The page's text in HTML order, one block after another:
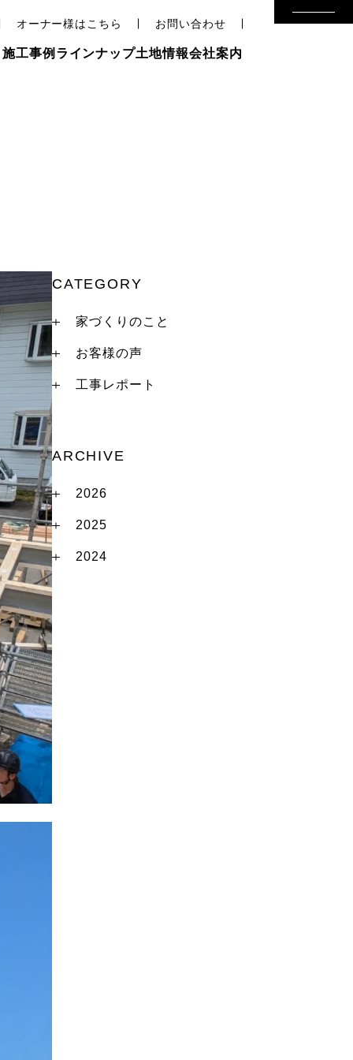
オーナー様はこちら お問い合わせ
施工事例 ラインナップ土地情報会社案内
CATEGORY
家づくりのこと
お客様の声
工事レポート
ARCHIVE
2026
2025
2024